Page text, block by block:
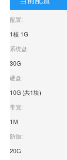
配置:
1核 1G
系统盘:
30G
硬盘:
10G (共1块)
带宽:
1M
防御:
20G